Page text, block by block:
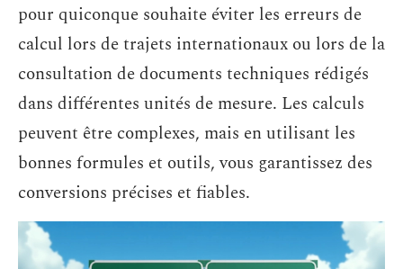
pour quiconque souhaite éviter les erreurs de
calcul lors de trajets internationaux ou lors de la
consultation de documents techniques rédigés
dans différentes unités de mesure. Les calculs
peuvent être complexes, mais en utilisant les
bonnes formules et outils, vous garantissez des
conversions précises et fiables.